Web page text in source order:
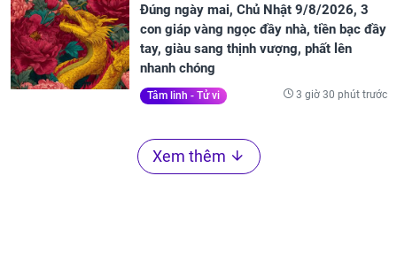
Đúng ngày mai, Chủ Nhật 9/8/2026, 3
con giáp vàng ngọc đầy nhà, tiền bạc đầy
tay, giàu sang thịnh vượng, phất lên
nhanh chóng
Tâm linh - Tử vi 3 giờ 30 phút trước
Xem thêm